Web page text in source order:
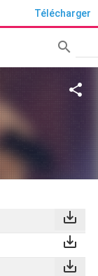
Télécharger
search
save_alt
save_alt
save_alt
share